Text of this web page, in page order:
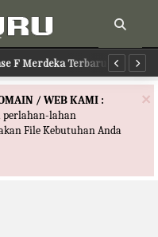
F Merdeka Terbaru
Fase F Merdeka Terbaru
×
/ WEB KAMI :
perlahan-lahan
File Kebutuhan Anda